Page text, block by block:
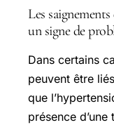
Les
un signe de
Dans certains
peuvent être
que
présence